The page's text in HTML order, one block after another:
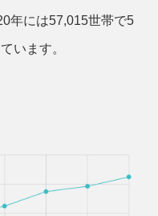
年には57,015世帯で5
います。